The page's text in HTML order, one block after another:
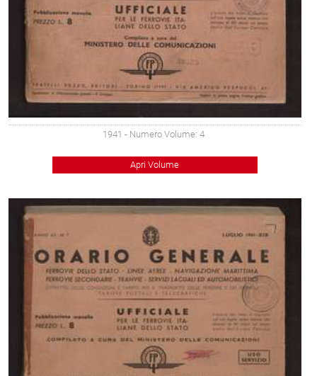
1941 - Numero Volume: 4
Apri Volume